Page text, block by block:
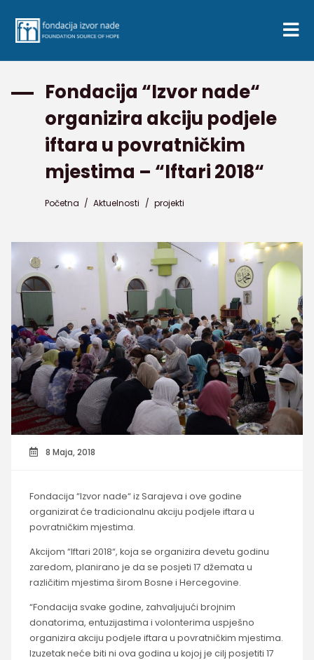
Fondacija “Izvor nade“
organizira akciju podjele
iftara u povratničkim
mjestima – “Iftari 2018“
Početna / Aktuelnosti / projekti
8 Maja, 2018
Fondacija “Izvor nade“ iz Sarajeva i ove godine
organizirat će tradicionalnu akciju podjele iftara u
povratničkim mjestima.
Akcijom “Iftari 2018“, koja se organizira devetu godinu
zaredom, planirano je da se posjeti 17 džemata u
različitim mjestima širom Bosne i Hercegovine.
“Fondacija svake godine, zahvaljujući brojnim
donatorima, entuzijastima i volonterima uspješno
organizira akciju podjele iftara u povratničkim mjestima.
Izuzetak neće biti ni ova godina u kojoj je cilj posjetiti 17